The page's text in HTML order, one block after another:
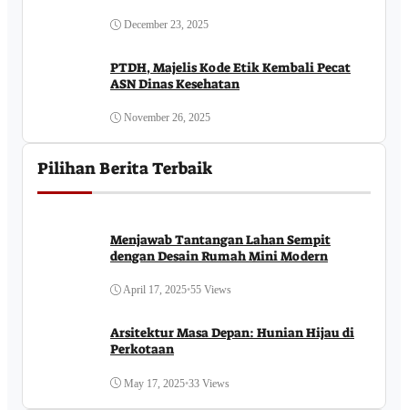
December 23, 2025
PTDH, Majelis Kode Etik Kembali Pecat
ASN Dinas Kesehatan
November 26, 2025
Pilihan Berita Terbaik
Menjawab Tantangan Lahan Sempit
dengan Desain Rumah Mini Modern
April 17, 2025•55 Views
Arsitektur Masa Depan: Hunian Hijau di
Perkotaan
May 17, 2025•33 Views